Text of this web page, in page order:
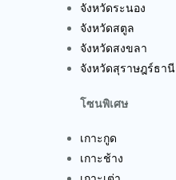
จังหวัดระนอง
จังหวัดสตูล
จังหวัดสงขลา
จังหวัดสุราษฎร์ธานี
โซนพิเศษ
เกาะกูด
เกาะช้าง